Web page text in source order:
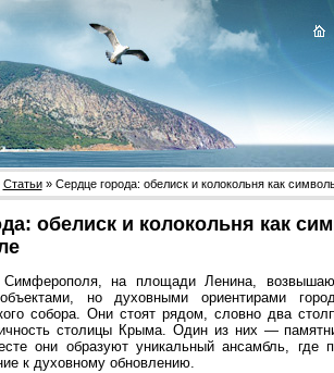
Статьи» Сердце города: обелиск и колокольня как
обелиск и колокольня как
на площади Ленина,
объектами, но духовными ориентирами
собора. Они стоят рядом, словно два
столицы Крыма. Один из них —
они образуют уникальный ансамбль,
к духовному обновлению.